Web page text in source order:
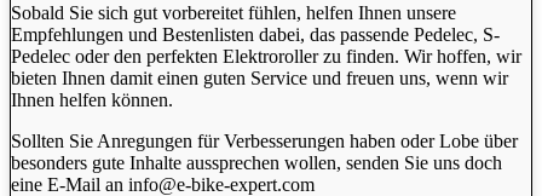
Sobald Sie sich gut vorbereitet fühlen, helfen Ihnen unsere
Empfehlungen und Bestenlisten dabei, das passende Pedelec, S-
Pedelec oder den perfekten Elektroroller zu finden. Wir hoffen, wir
bieten Ihnen damit einen guten Service und freuen uns, wenn wir
Ihnen helfen können.
Sollten Sie Anregungen für Verbesserungen haben oder Lobe über
besonders gute Inhalte aussprechen wollen, senden Sie uns doch
eine E-Mail an info@e-bike-expert.com